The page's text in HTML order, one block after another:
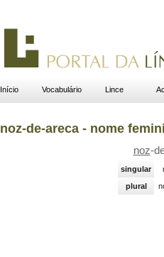
Início Vocabulário Lince
noz-de-areca - nome
noz-
singular
plural